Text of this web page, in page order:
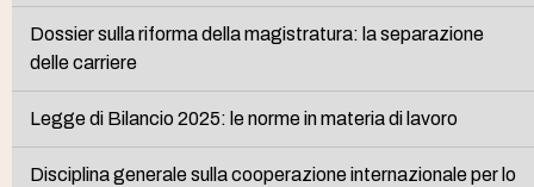
Dossier sulla riforma della magistratura: la separazione
delle carriere
Legge di Bilancio 2025: le norme in materia di lavoro
Disciplina generale sulla cooperazione internazionale per lo